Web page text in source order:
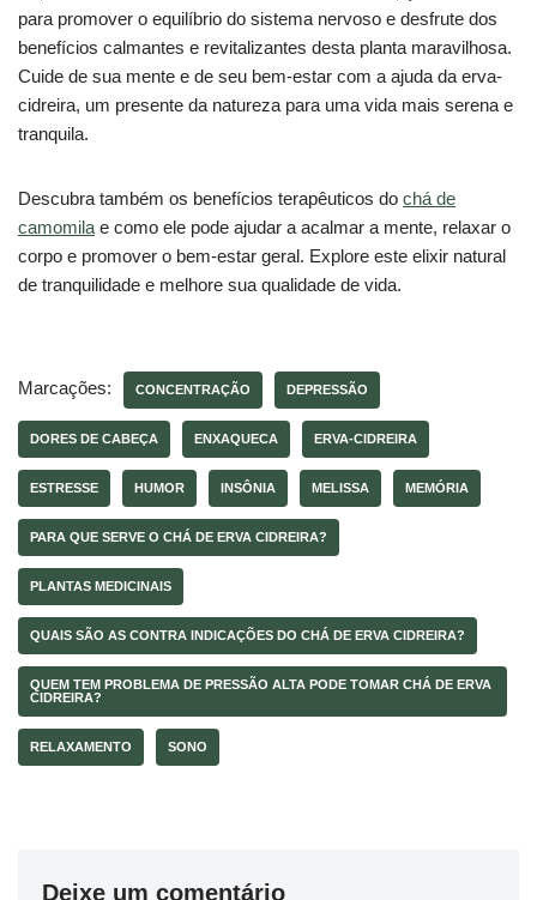
para promover o equilíbrio do sistema nervoso e desfrute dos
benefícios calmantes e revitalizantes desta planta maravilhosa.
Cuide de sua mente e de seu bem-estar com a ajuda da erva-
cidreira, um presente da natureza para uma vida mais serena e
tranquila.
Descubra também os benefícios terapêuticos do chá de
camomila e como ele pode ajudar a acalmar a mente, relaxar o
corpo e promover o bem-estar geral. Explore este elixir natural
de tranquilidade e melhore sua qualidade de vida.
Marcações: CONCENTRAÇÃO DEPRESSÃO
DORES DE CABEÇA ENXAQUECA ERVA-CIDREIRA
ESTRESSE HUMOR INSÔNIA MELISSA MEMÓRIA
PARA QUE SERVE O CHÁ DE ERVA CIDREIRA?
PLANTAS MEDICINAIS
QUAIS SÃO AS CONTRA INDICAÇÕES DO CHÁ DE ERVA CIDREIRA?
QUEM TEM PROBLEMA DE PRESSÃO ALTA PODE TOMAR CHÁ DE ERVA
CIDREIRA?
RELAXAMENTO SONO
Deixe um comentário